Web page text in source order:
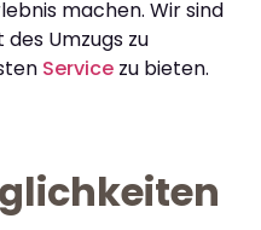
machen. Wir sind
Umzugs zu
Service zu bieten.